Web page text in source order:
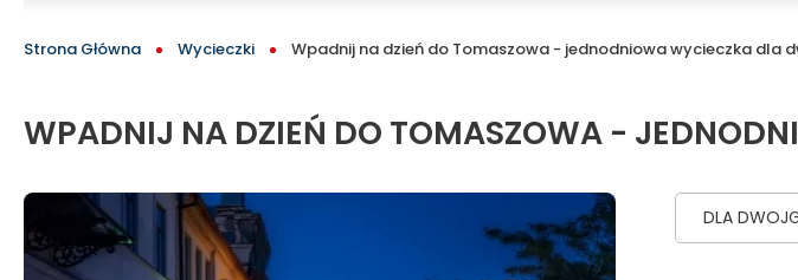
dwojga
Kocham
Tomaszów!
ŚCIEŻKA
Strona Główna Wycieczki Wpadnij na dzień do Tomaszowa - jednodniowa wycieczka dla
WPADNIJ NA DZIEŃ DO TOMASZOWA -
DLA